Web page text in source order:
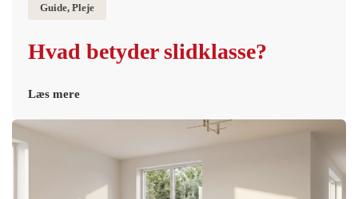
Guide, Pleje
Hvad betyder slidklasse?
Læs mere